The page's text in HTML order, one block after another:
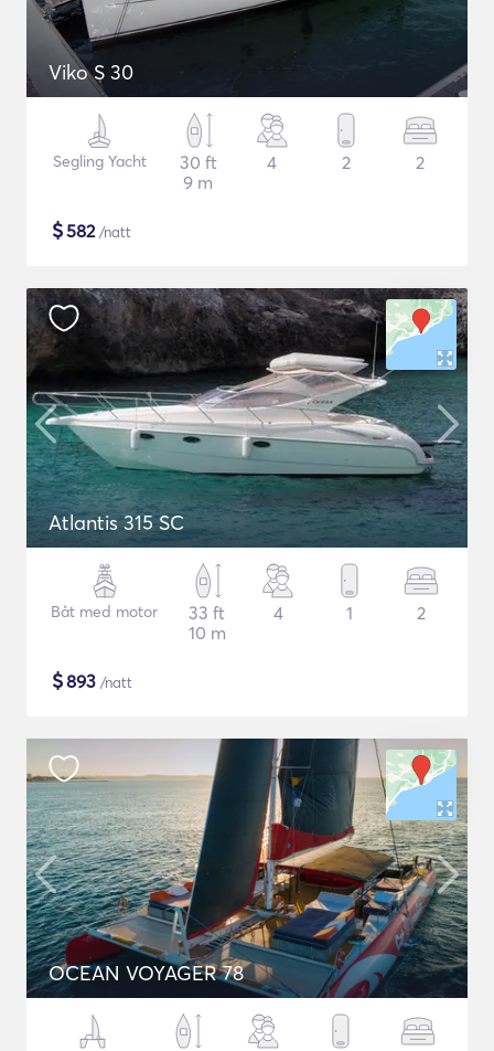
Viko S 30
Segling Yacht
30 ft
9 m
4 2 2
$582/natt
Atlantis 315 SC
Båt med motor
33 ft
10 m
4 1 2
$893 /natt
OCEAN VOYAGER 78